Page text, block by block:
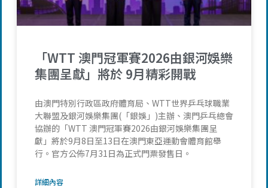
「WTT 澳門冠軍賽2026由銀河娛樂
集團呈獻」將於 9月精彩開戰
由澳門特別行政區政府體育局、WTT世界乒乓球職業
大聯盟及銀河娛樂集團(「銀娛」)主辦、澳門乒乓總會
協辦的「WTT 澳門冠軍賽2026由銀河娛樂集團呈
獻」將於9月8日至13日在澳門東亞運動會體育館舉
行。官方公佈7月31日為正式門票發售日。
詳細內容